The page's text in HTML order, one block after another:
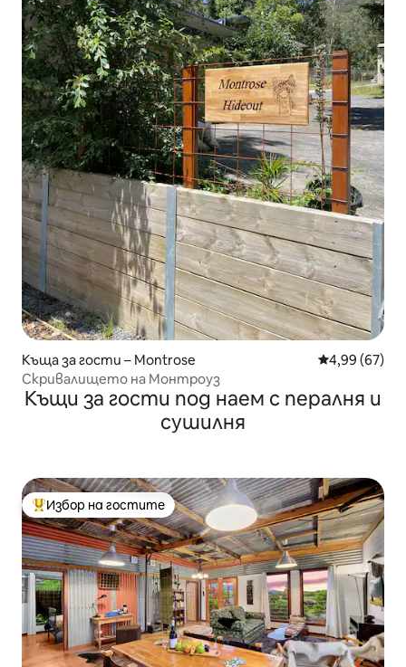
Къща за гости – Montrose Средна
4,99 (67)
Скривалището на Монтроуз
Къщи за гости под наем с пералня и
сушилня
Най-популярен избор на гостите
Избор на гостите